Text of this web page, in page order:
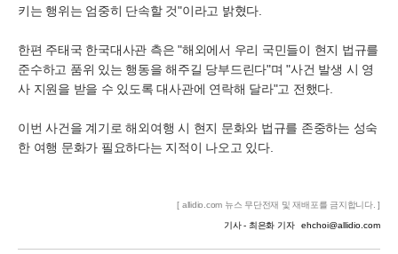
키는 행위는 엄중히 단속할 것"이라고 밝혔다.
한편 주태국 한국대사관 측은 "해외에서 우리 국민들이 현지 법규를
준수하고 품위 있는 행동을 해주길 당부드린다"며 "사건 발생 시 영
사 지원을 받을 수 있도록 대사관에 연락해 달라"고 전했다.
이번 사건을 계기로 해외여행 시 현지 문화와 법규를 존중하는 성숙
한 여행 문화가 필요하다는 지적이 나오고 있다.
[ allidio.com 뉴스 무단전재 및 재배포를 금지합니다. ]
기사 - 최은화 기자 ehchoi@allidio.com